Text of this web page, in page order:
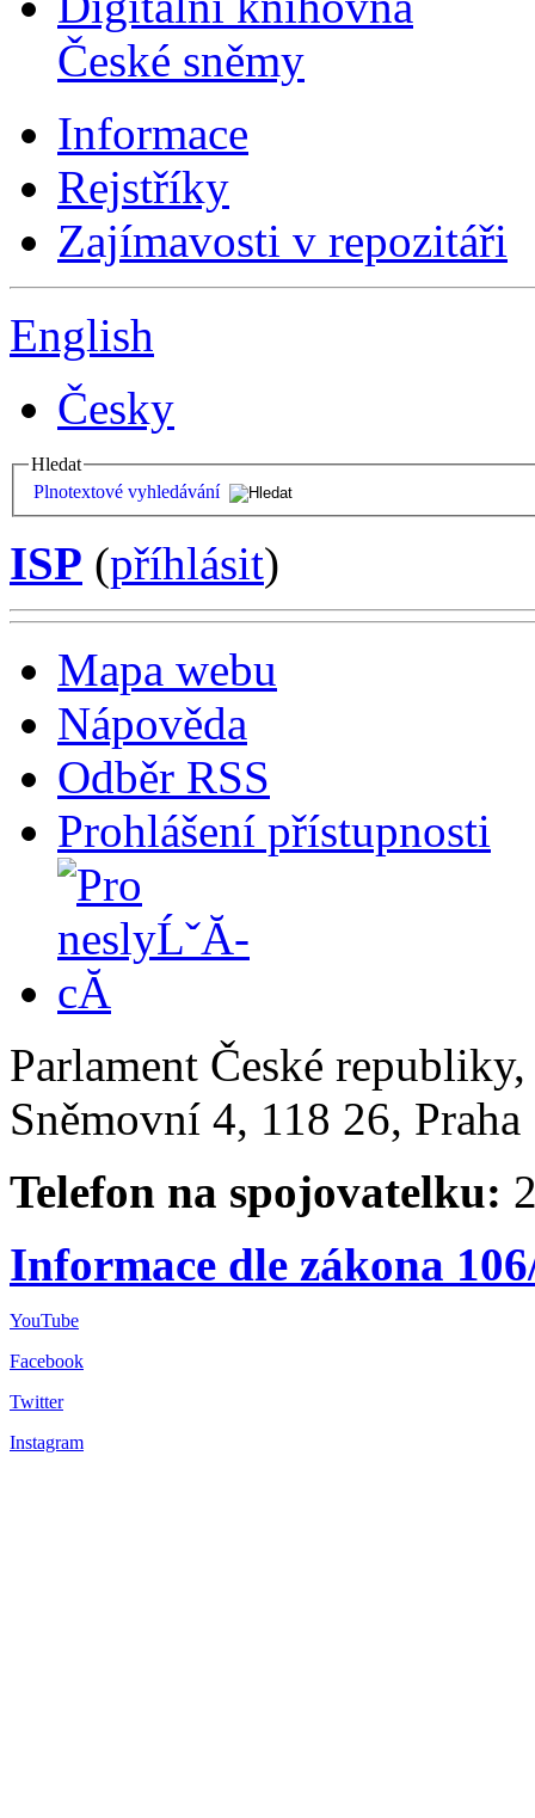
České sněmy
Informace
Rejstříky
Zajímavosti v repozitáři
English
Česky
Hledat
Plnotextové vyhledávání
ISP (příhlásit)
Mapa webu
Nápověda
Odběr RSS
Prohlášení přístupnosti
Parlament České
Sněmovní 4, 118 26,
Telefon na spojovatelku:
Informace dle zákona
YouTube
Facebook
Twitter
Instagram